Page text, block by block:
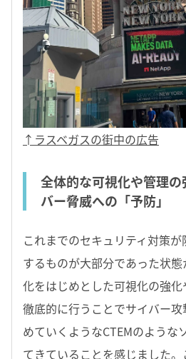
↑ラスベガスの街中の広告
全体的な可視化や管理の
バー脅威への「予防」
これまでのセキュリティ対策
するものが大部分であった状
化をはじめとした可視化の強
徹底的に行うことでサイバー
めていくようなCTEMのような
てきていることを感じました